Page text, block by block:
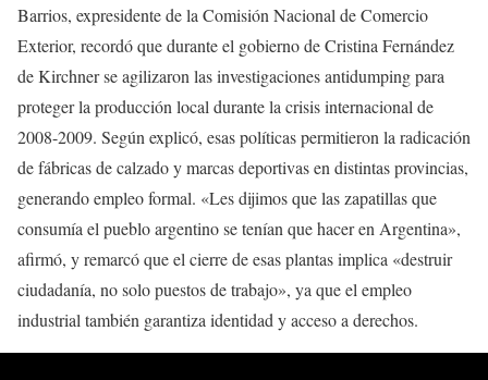
Barrios, expresidente de la Comisión Nacional de Comercio
Exterior, recordó que durante el gobierno de Cristina Fernández
de Kirchner se agilizaron las investigaciones antidumping para
proteger la producción local durante la crisis internacional de
2008-2009. Según explicó, esas políticas permitieron la radicación
de fábricas de calzado y marcas deportivas en distintas provincias,
generando empleo formal. «Les dijimos que las zapatillas que
consumía el pueblo argentino se tenían que hacer en Argentina»,
afirmó, y remarcó que el cierre de esas plantas implica «destruir
ciudadanía, no solo puestos de trabajo», ya que el empleo
industrial también garantiza identidad y acceso a derechos.